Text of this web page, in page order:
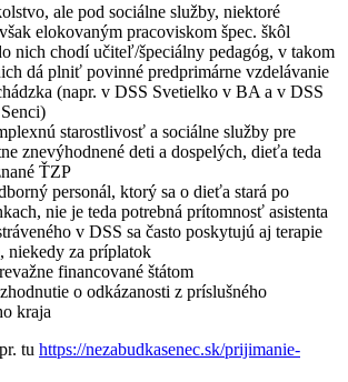
ale pod sociálne služby, niektoré
elokovaným pracoviskom špec. škôl
nich chodí učiteľ/špeciálny pedagóg, v takom
dá plniť povinné predprimárne vzdelávanie
(napr. v DSS Svetielko v BA a v DSS
starostlivosť a sociálne služby pre
znevýhodnené deti a dospelých, dieťa teda
ŤZP
personál, ktorý sa o dieťa stará po
nie je teda potrebná prítomnosť asistenta
v DSS sa často poskytujú aj terapie
niekedy za príplatok
financované štátom
o odkázanosti z príslušného
kraja
tu https://nezabudkasenec.sk/prijimanie-